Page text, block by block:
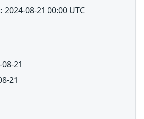
2024-08-21 00:00 UTC
21
21